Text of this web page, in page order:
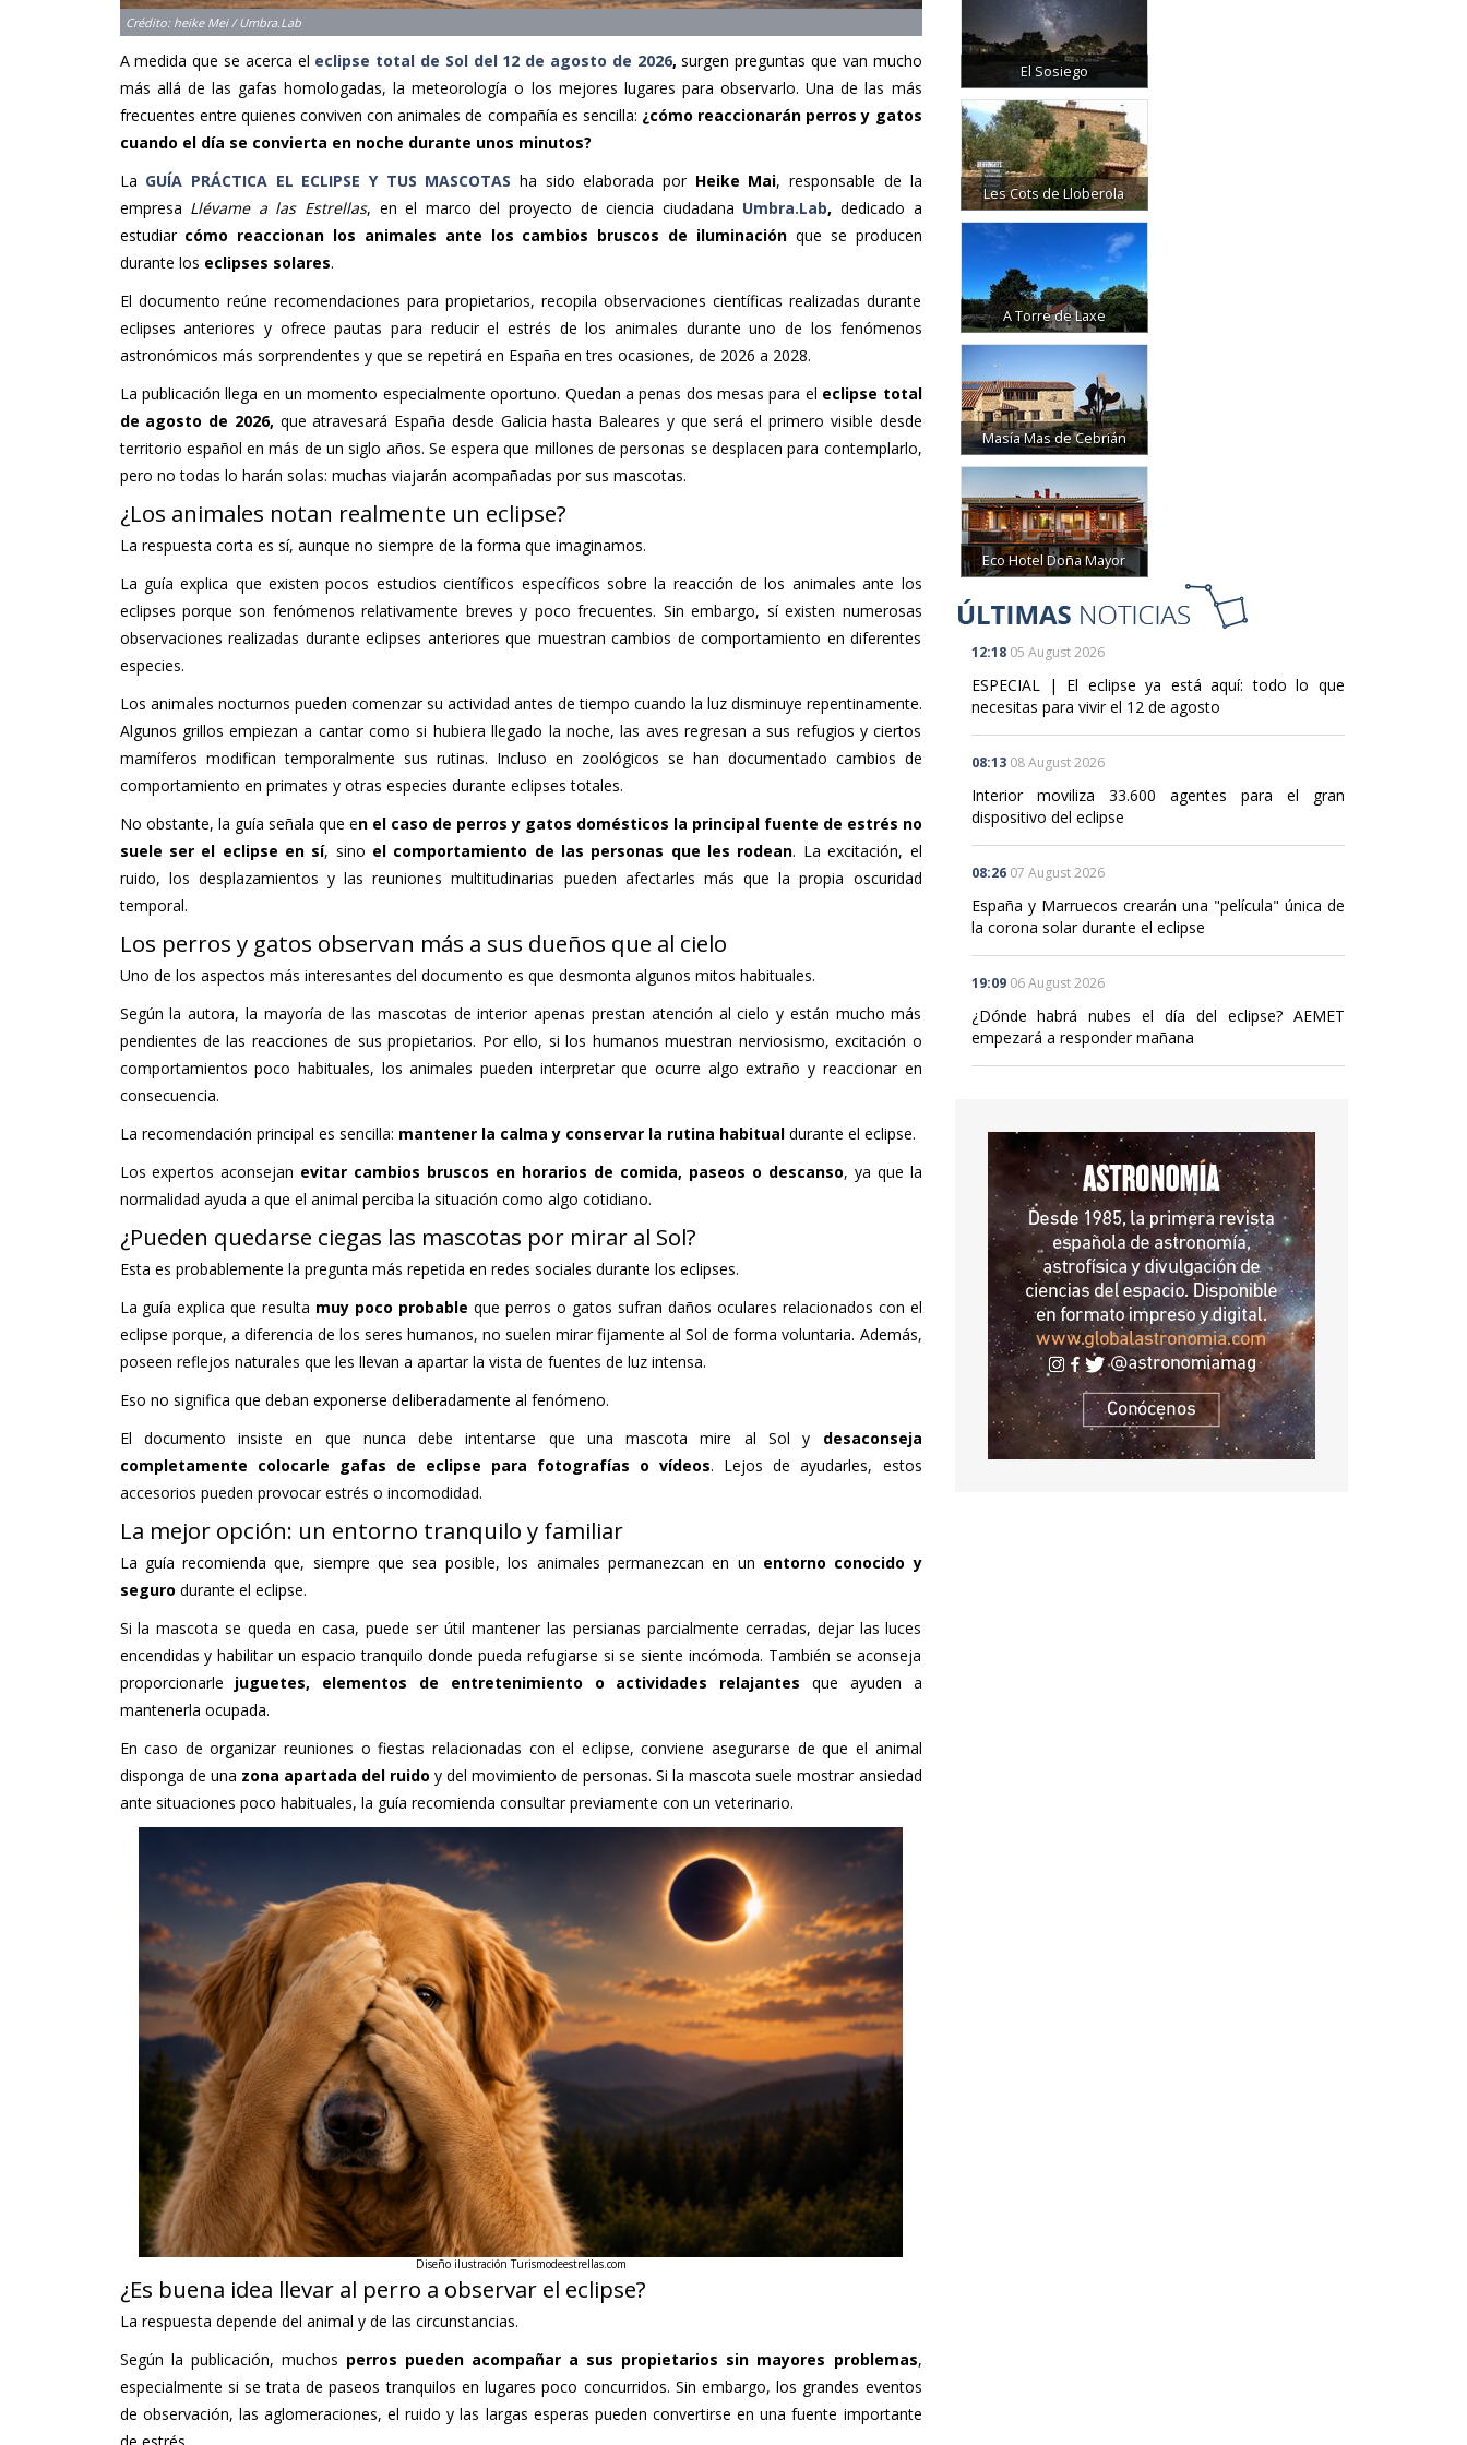
Crédito: heike Mei / Umbra.Lab
A medida que se acerca el eclipse total de Sol del 12 de agosto de 2026, surgen preguntas que van mucho
más allá de las gafas homologadas, la meteorología o los mejores lugares para observarlo. Una de las más
frecuentes entre quienes conviven con animales de compañía es sencilla: ¿cómo reaccionarán perros y gatos
cuando el día se convierta en noche durante unos minutos?
La GUÍA PRÁCTICA EL ECLIPSE Y TUS MASCOTAS ha sido elaborada por Heike Mai, responsable de la
empresa Llévame a las Estrellas, en el marco del proyecto de ciencia ciudadana Umbra.Lab, dedicado a
estudiar cómo reaccionan los animales ante los cambios bruscos de iluminaciónque se producen
durante los eclipses solares.
El documento reúne recomendaciones para propietarios, recopila observaciones científicas realizadas durante
eclipses anteriores y ofrece pautas para reducir el estrés de los animales durante uno de los fenómenos
astronómicos más sorprendentes y que se repetirá en España en tres ocasiones, de 2026 a 2028.
La publicación llega en un momento especialmente oportuno. Quedan a penas dos mesas para el eclipse total
de agosto de 2026, que atravesará España desde Galicia hasta Baleares y que será el primero visible desde
territorio español en más de un siglo años. Se espera que millones de personas se desplacen para contemplarlo,
pero no todas lo harán solas: muchas viajarán acompañadas por sus mascotas.
¿Los animales notan realmente un eclipse?
La respuesta corta es sí, aunque no siempre de la forma que imaginamos.
La guía explica que existen pocos estudios científicos específicos sobre la reacción de los animales ante los
eclipses porque son fenómenos relativamente breves y poco frecuentes. Sin embargo, sí existen numerosas
observaciones realizadas durante eclipses anteriores que muestran cambios de comportamiento en diferentes
especies.
Los animales nocturnos pueden comenzar su actividad antes de tiempo cuando la luz disminuye repentinamente.
Algunos grillos empiezan a cantar como si hubiera llegado la noche, las aves regresan a sus refugios y ciertos
mamíferos modifican temporalmente sus rutinas. Incluso en zoológicos se han documentado cambios de
comportamiento en primates y otras especies durante eclipses totales.
No obstante, la guía señala que en el caso de perros y gatos domésticos la principal fuente de estrés no
suele ser el eclipse en sí, sino el comportamiento de las personas que les rodean. La excitación, el
ruido, los desplazamientos y las reuniones multitudinarias pueden afectarles más que la propia oscuridad
temporal.
Los perros y gatos observan más a sus dueños que al cielo
Uno de los aspectos más interesantes del documento es que desmonta algunos mitos habituales.
Según la autora, la mayoría de las mascotas de interior apenas prestan atención al cielo y están mucho más
pendientes de las reacciones de sus propietarios. Por ello, si los humanos muestran nerviosismo, excitación o
comportamientos poco habituales, los animales pueden interpretar que ocurre algo extraño y reaccionar en
consecuencia.
La recomendación principal es sencilla: mantener la calma y conservar la rutina habitualdurante el eclipse.
Los expertos aconsejan evitar cambios bruscos en horarios de comida, paseos o descanso, ya que la
normalidad ayuda a que el animal perciba la situación como algo cotidiano.
¿Pueden quedarse ciegas las mascotas por mirar al Sol?
Esta es probablemente la pregunta más repetida en redes sociales durante los eclipses.
La guía explica que resulta muy poco probable que perros o gatos sufran daños oculares relacionados con el
eclipse porque, a diferencia de los seres humanos, no suelen mirar fijamente al Sol de forma voluntaria. Además,
poseen reflejos naturales que les llevan a apartar la vista de fuentes de luz intensa.
Eso no significa que deban exponerse deliberadamente al fenómeno.
El documento insiste en que nunca debe intentarse que una mascota mire al Sol y desaconseja
completamente colocarle gafas de eclipse para fotografías o vídeos. Lejos de ayudarles, estos
accesorios pueden provocar estrés o incomodidad.
La mejor opción: un entorno tranquilo y familiar
La guía recomienda que, siempre que sea posible, los animales permanezcan en un entorno conocido y
seguro durante el eclipse.
Si la mascota se queda en casa, puede ser útil mantener las persianas parcialmente cerradas, dejar las luces
encendidas y habilitar un espacio tranquilo donde pueda refugiarse si se siente incómoda. También se aconseja
proporcionarle juguetes, elementos de entretenimiento o actividades relajantes que ayuden a
mantenerla ocupada.
En caso de organizar reuniones o fiestas relacionadas con el eclipse, conviene asegurarse de que el animal
disponga de una zona apartada del ruido y del movimiento de personas. Si la mascota suele mostrar ansiedad
ante situaciones poco habituales, la guía recomienda consultar previamente con un veterinario.
Diseño ilustración Turismodeestrellas.com
¿Es buena idea llevar al perro a observar el eclipse?
La respuesta depende del animal y de las circunstancias.
Según la publicación, muchos perros pueden acompañar a sus propietarios sin mayores problemas,
especialmente si se trata de paseos tranquilos en lugares poco concurridos. Sin embargo, los grandes eventos
de observación, las aglomeraciones, el ruido y las largas esperas pueden convertirse en una fuente importante
El Sosiego
Les Cots de Lloberola
A Torre de Laxe
Masía Mas de Cebrián
Eco Hotel Doña Mayor
12:18 05 August 2026
ESPECIAL | El eclipse ya está aquí: todo lo que
necesitas para vivir el 12 de agosto
08:13 08 August 2026
Interior moviliza 33.600 agentes para el gran
dispositivo del eclipse
08:26 07 August 2026
España y Marruecos crearán una "película" única de
la corona solar durante el eclipse
19:09 06 August 2026
¿Dónde habrá nubes el día del eclipse? AEMET
empezará a responder mañana